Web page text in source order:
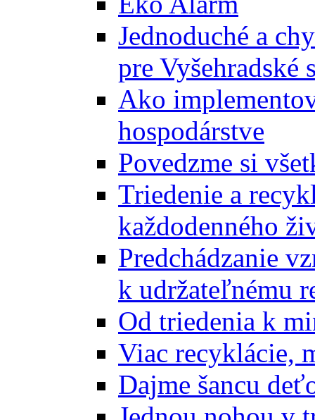
Jednoduché a
pre Vyšehradské
Ako
hospodárstve
Povedzme si
Triedenie a
každodenného
Predchádzanie
k udržateľnému
Od triedenia k
Viac recyklácie,
Dajme šancu